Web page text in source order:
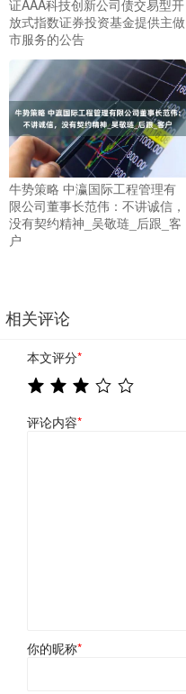
证AAA科技创新公司债交易型开
放式指数证券投资基金提供主做
市服务的公告
牛势策略 中瀛国际工程管理有
限公司董事长范伟：不讲诚信，
没有契约精神_吴敬琏_后跟_客
户
相关评论
本文评分*
评论内容*
你的昵称*